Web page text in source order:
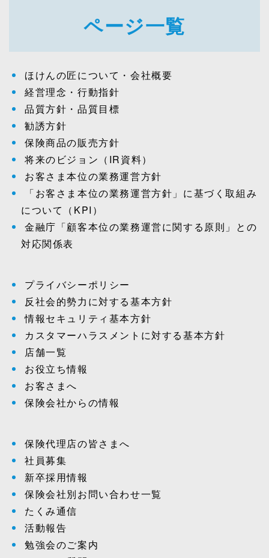
ページ一覧
ほけんの匠について・会社概要
経営理念・行動指針
品質方針・品質目標
勧誘方針
保険商品の販売方針
将来のビジョン（IR資料）
お客さま本位の業務運営方針
「お客さま本位の業務運営方針」に基づく取組み
について（KPI）
金融庁「顧客本位の業務運営に関する原則」との
対応関係表
プライバシーポリシー
反社会的勢力に対する基本方針
情報セキュリティ基本方針
カスタマーハラスメントに対する基本方針
店舗一覧
お役立ち情報
お客さまへ
保険会社からの情報
保険代理店の皆さまへ
社員募集
新卒採用情報
保険会社別お問い合わせ一覧
たくみ通信
活動報告
勉強会のご案内